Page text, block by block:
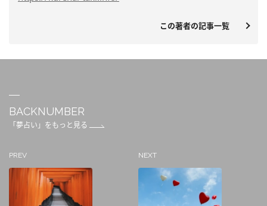
この著者の記事一覧
BACKNUMBER
「夢占い」をもっと見る
PREV NEXT